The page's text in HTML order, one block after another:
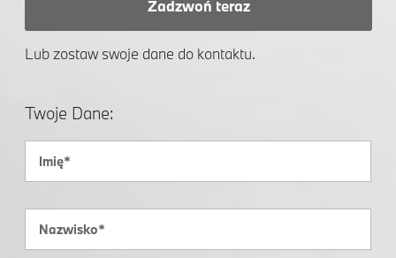
Zadzwoń teraz
Lub zostaw swoje dane do kontaktu.
Twoje Dane: